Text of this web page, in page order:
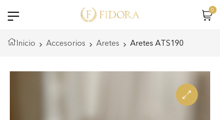
0
Inicio Accesorios Aretes Aretes ATS190